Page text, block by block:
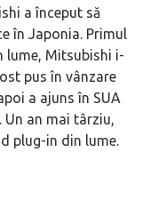
a început să
în Japonia. Primul
lume, Mitsubishi i-
pus în vânzare
a ajuns în SUA
Un an mai târziu,
plug-in din lume.